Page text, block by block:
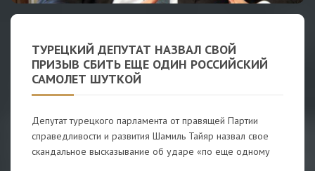
ТУРЕЦКИЙ ДЕПУТАТ НАЗВАЛ СВОЙ
ПРИЗЫВ СБИТЬ ЕЩЕ ОДИН РОССИЙСКИЙ
САМОЛЕТ ШУТКОЙ
Депутат турецкого парламента от правящей Партии
справедливости и развития Шамиль Тайяр назвал свое
скандальное высказывание об ударе «по еще одному